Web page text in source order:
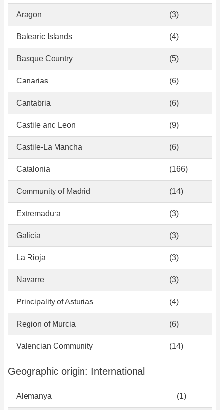
Aragon (3)
Balearic Islands (4)
Basque Country (5)
Canarias (6)
Cantabria (6)
Castile and Leon (9)
Castile-La Mancha (6)
Catalonia (166)
Community of Madrid (14)
Extremadura (3)
Galicia (3)
La Rioja (3)
Navarre (3)
Principality of Asturias (4)
Region of Murcia (6)
Valencian Community (14)
Geographic origin: International
Alemanya (1)